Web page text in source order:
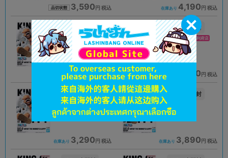
品切状態 3,590 円 税込 在庫あり 4,190 円 税込
状態 : 未開封
小倉店
在庫あり 3,590円 税込
状態 : 未開封
イオンモール新利府店
在庫あり 4,490 円 税込
状態 : A
プライムツリー赤池店
在庫あり 3,290 円 税込
未開封
在庫あり 3,890 円 税込